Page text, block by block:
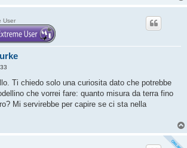
User
Ti chiedo solo una curiosita dato che potrebbe
che vorrei fare: quanto misura da terra fino
Mi servirebbe per capire se ci sta nella